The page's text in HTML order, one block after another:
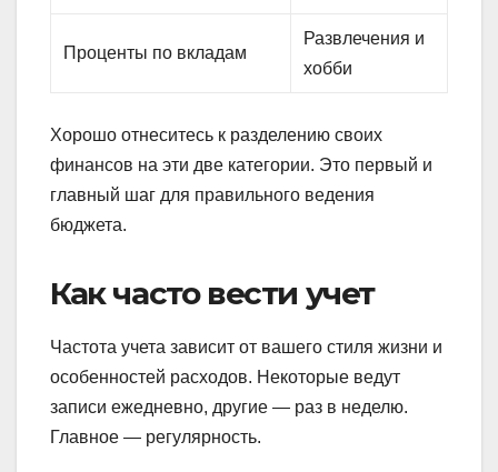
Проценты по вкладам
Развлечения и
хобби
Хорошо отнеситесь к разделению своих
финансов на эти две категории. Это первый и
главный шаг для правильного ведения
бюджета.
Как часто вести учет
Частота учета зависит от вашего стиля жизни и
особенностей расходов. Некоторые ведут
записи ежедневно, другие — раз в неделю.
Главное — регулярность.